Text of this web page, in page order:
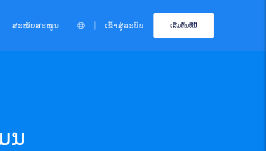
ສະໜັບສະໜູນ ເຂົ້າສູ່ລະບົບ ເລີ່ມຕົ້ນທີ່ນີ້
ນ